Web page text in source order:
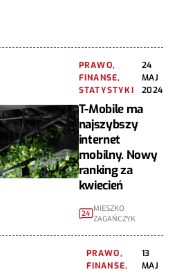
PRAWO,
FINANSE,
STATYSTYKI
24
MAJ
2024
T-Mobile ma
najszybszy
internet
mobilny. Nowy
ranking za
kwiecień
24 MIESZKO
ZAGAŃCZYK
PRAWO,
FINANSE,
13
MAJ